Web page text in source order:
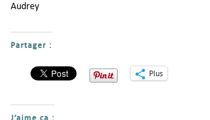
Audrey
Partager :
Plus